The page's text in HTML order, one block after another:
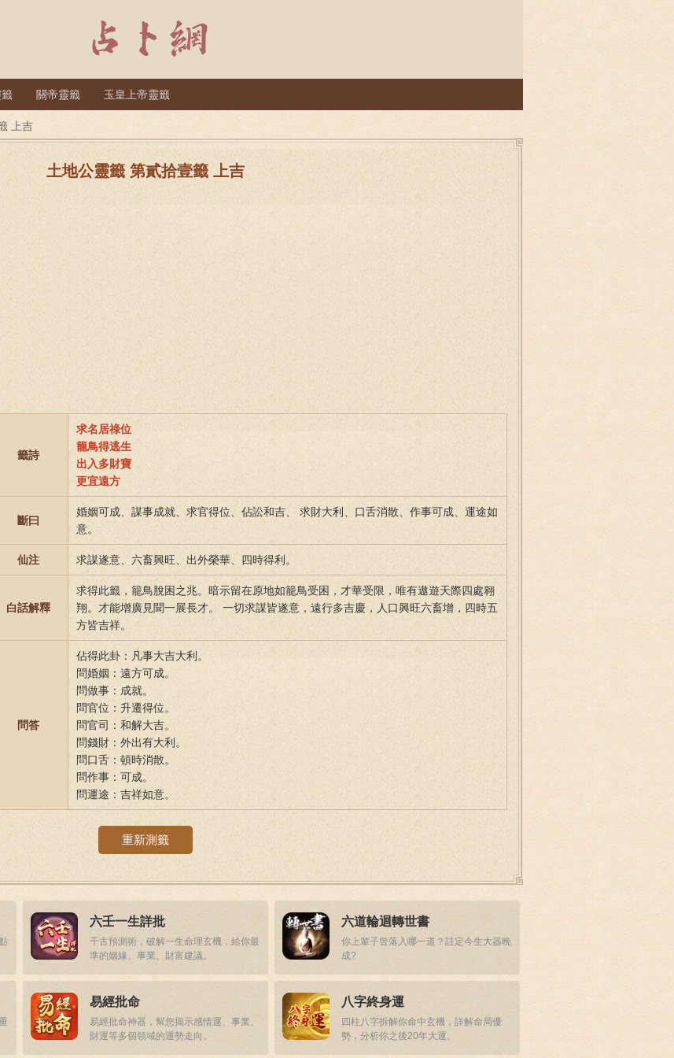
籤 關帝靈籤 玉皇上帝靈籤
上吉
土地公靈籤 第貳拾壹籤 上吉
籤詩
求名居祿位
籠鳥得逃生
出入多財寶
更宜遠方
斷曰
婚姻可成、謀事成就、求官得位、佔訟和吉、 求財大利、口舌消散、作事可成、運途如
意。
仙注 求謀遂意、六畜興旺、出外榮華、四時得利。
白話解釋
求得此籤，籠鳥脫困之兆。暗示留在原地如籠鳥受困，才華受限，唯有遨遊天際四處翱
翔。才能增廣見聞一展長才。 一切求謀皆遂意，遠行多吉慶，人口興旺六畜增，四時五
方皆吉祥。
問答
佔得此卦：凡事大吉大利。
問婚姻：遠方可成。
問做事：成就。
問官位：升遷得位。
問官司：和解大吉。
問錢財：外出有大利。
問口舌：頓時消散。
問作事：可成。
問運途：吉祥如意。
重新測籤
六壬一生詳批
千古預測術，破解一生命理玄機，給你最
準的姻緣、事業、財富建議。
六道輪迴轉世書
你上輩子曾落入哪一道？註定今生大器晚
成?
易經批命
易經批命神器，幫您揭示感情運、事業、
財運等多個領域的運勢走向。
八字終身運
四柱八字拆解你命中玄機，詳解命局優
勢，分析你之後20年大運。